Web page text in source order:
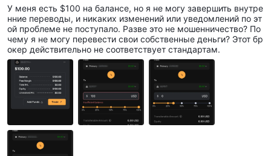
У меня есть $100 на балансе, но я не могу завершить внутре
нние переводы, и никаких изменений или уведомлений по эт
ой проблеме не поступало. Разве это не мошенничество? По
чему я не могу перевести свои собственные деньги? Этот бр
окер действительно не соответствует стандартам.